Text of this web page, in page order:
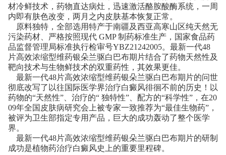
材冷鲜技术，药物直达病灶，迅速激活酪胺酸酶系统，一周
内即有肤色改变，两月之内皮肤基本恢复正常。
原料独特，全部选用特产于南疆及西亚高寒山区纯天然无
污染药材、严格按照现代 GMP 制药标准生产，国家食品药
品监督管理局标准执行检审号YBZ21242005。最新一代48
片高效浓缩型维药银朵兰驱白巴布期片结合了药物天然性及
靶向技术与生物鲜技术的双重药性，其效果更佳。
最新一代48片高效浓缩型维药银朵兰驱白巴布期片的问世
彻底改写了以往国际医学界治疗白癜风徘徊不前的历史！以
药物的“天然性”、治疗的“ 独特性”、配方的“科学性”，在20
09年全国皮肤病研究会上被专家一致推荐为“最佳生物药”，
被评为卫生部指定专用产品，巨大的成功轰动了整个医学
界。
最新一代48片高效浓缩型维药银朵兰驱白巴布期片的研制
成功是植物药治疗白癜风史上的重要里程碑。